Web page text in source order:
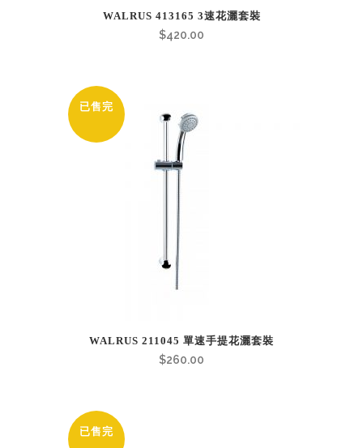
WALRUS 413165 3速花灑套裝
$420.00
已售完
WALRUS 211045 單速手提花灑套裝
$260.00
已售完